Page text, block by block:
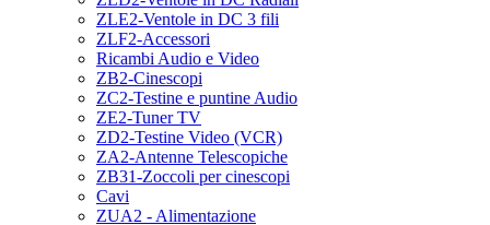
ZLE2-Ventole in DC 3 fili
ZLF2-Accessori
Ricambi Audio e Video
ZB2-Cinescopi
ZC2-Testine e puntine Audio
ZE2-Tuner TV
ZD2-Testine Video (VCR)
ZA2-Antenne Telescopiche
ZB31-Zoccoli per cinescopi
Cavi
ZUA2 - Alimentazione